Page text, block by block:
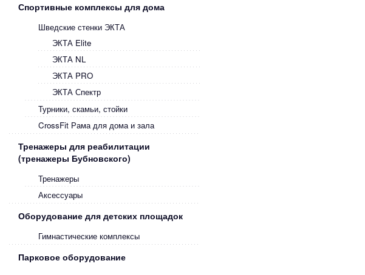
Спортивные комплексы для дома
Шведские стенки ЭКТА
ЭКТА Elite
ЭКТА NL
ЭКТА PRO
ЭКТА Спектр
Турники, скамьи, стойки
CrossFit Рама для дома и зала
Тренажеры для реабилитации
(тренажеры Бубновского)
Тренажеры
Аксессуары
Оборудование для детских площадок
Гимнастические комплексы
Парковое оборудование